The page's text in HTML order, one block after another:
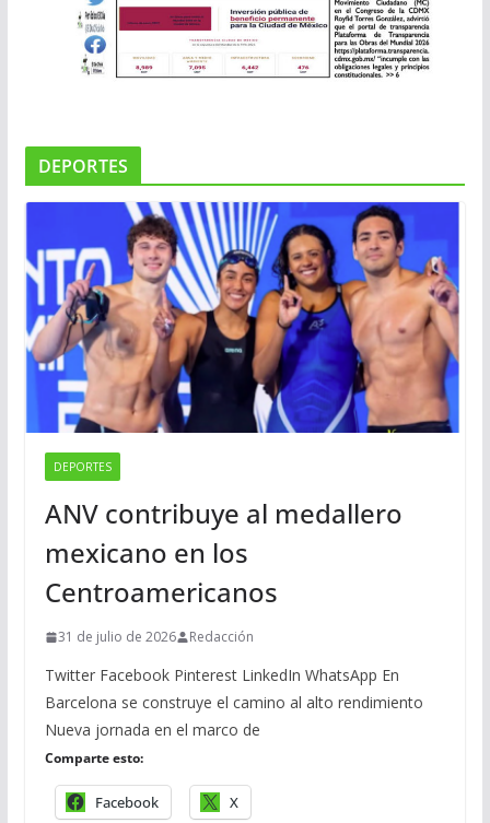
DEPORTES
DEPORTES
ANV contribuye al medallero
mexicano en los
Centroamericanos
31 de julio de 2026 Redacción
Twitter Facebook Pinterest LinkedIn WhatsApp En
Barcelona se construye el camino al alto rendimiento
Nueva jornada en el marco de
Comparte esto:
Facebook X